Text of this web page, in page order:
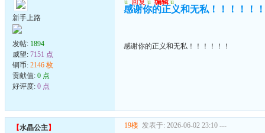
新手上路
发帖: 1894
威望: 7151 点
铜币: 2146 枚
贡献值: 0 点
好评度: 0 点
u 回复 u 编辑 u
感谢你的正义和无私！！！！！！
感谢你的正义和无私！！！！！！
【水晶公主】 19楼 发表于: 2026-06-02 23:10 ---